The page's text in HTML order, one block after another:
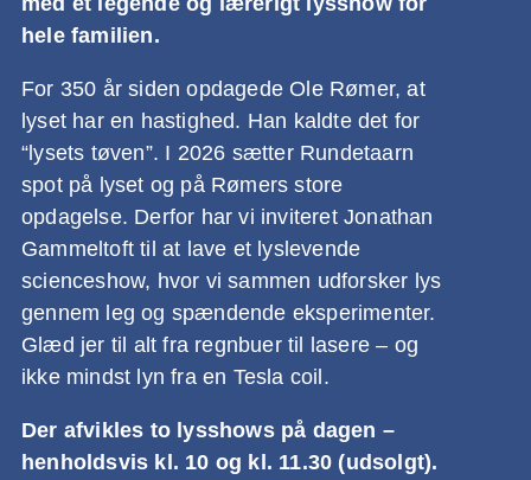
hele familien.
For 350 år siden opdagede Ole Rømer, at
lyset har en hastighed. Han kaldte det for
“lysets tøven”. I 2026 sætter Rundetaarn
spot på lyset og på Rømers store
opdagelse. Derfor har vi inviteret Jonathan
Gammeltoft til at lave et lyslevende
scienceshow, hvor vi sammen udforsker lys
gennem leg og spændende eksperimenter.
Glæd jer til alt fra regnbuer til lasere – og
ikke mindst lyn fra en Tesla coil.
Der afvikles to lysshows på dagen –
henholdsvis kl. 10 og kl. 11.30 (udsolgt).